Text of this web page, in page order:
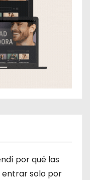
por qué las
entrar solo por